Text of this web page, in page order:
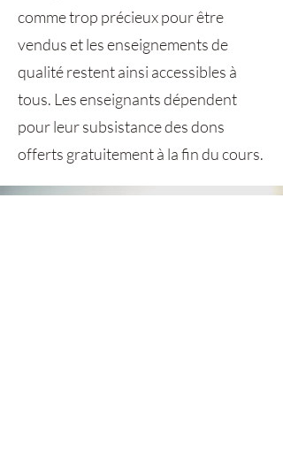
comme trop précieux pour être
vendus et les enseignements de
qualité restent ainsi accessibles à
tous. Les enseignants dépendent
pour leur subsistance des dons
offerts gratuitement à la fin du cours.